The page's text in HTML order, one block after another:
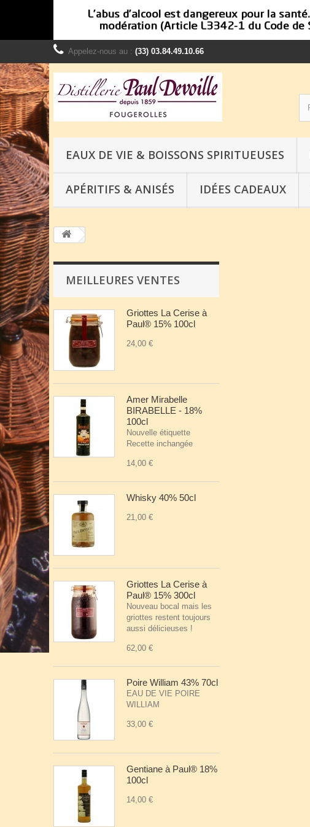
Appelez-nous au : (33) 03.84.49.10.66
EAUX DE VIE & BOISSONS SPIRITUEUSES
APÉRITIFS & ANISÉS IDÉES CADEAUX
MEILLEURES VENTES
Griottes La Cerise à
Paul® 15% 100cl
24,00 €
Amer Mirabelle
BIRABELLE - 18%
100cl
Nouvelle étiquette
Recette inchangée
14,00 €
Whisky 40% 50cl
21,00 €
Griottes La Cerise à
Paul® 15% 300cl
Nouveau bocal mais les
griottes restent toujours
aussi délicieuses !
62,00 €
Poire William 43% 70cl
EAU DE VIE POIRE
WILLIAM
33,00 €
Gentiane à Paul® 18%
100cl
14,00 €